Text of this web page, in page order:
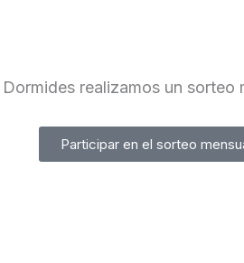
realizamos un
Participar en el sorteo